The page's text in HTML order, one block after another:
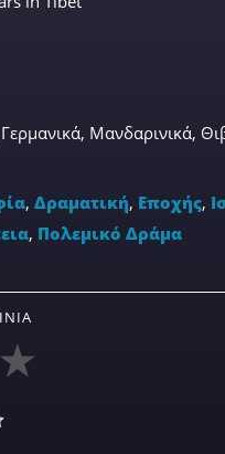
Μανδαρινικά,
, Δραματική, Εποχής,
, Πολεμικό Δράμα